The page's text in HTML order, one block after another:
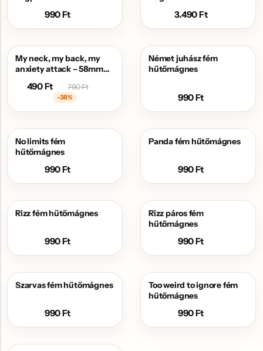
990Ft 3.490Ft
AKCIÓS
My neck, my back, my
anxiety attack – 58mm
sörnyitóval
490Ft 790Ft
-38%
Német juhász fém
hűtőmágnes
990Ft
No limits fém
hűtőmágnes
990Ft
Panda fém hűtőmágnes
990Ft
Rizz fém hűtőmágnes
990Ft
Rizz páros fém
hűtőmágnes
990Ft
Szarvas fém hűtőmágnes
990Ft
Too weird to ignore fém
hűtőmágnes
990Ft